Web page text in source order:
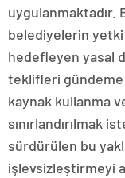
uygulanmaktadır.
belediyelerin yetki
hedefleyen yasal
teklifleri
kaynak kullanma
sınırlandırılmak
sürdürülen bu
işlevsizleştirmeyi